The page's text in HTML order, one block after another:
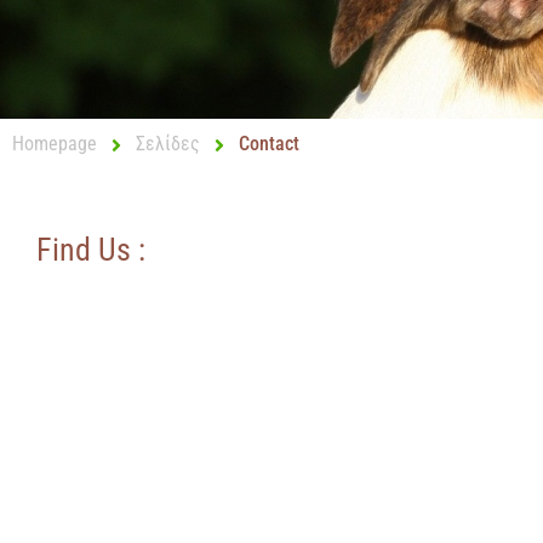
Homepage Σελίδες Contact
Find Us :